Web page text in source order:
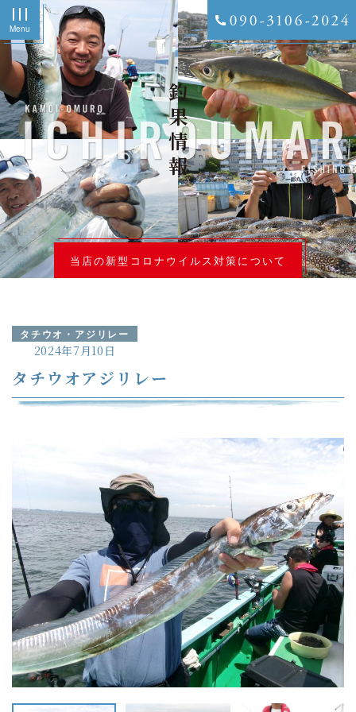
Menu
釣果情報
当店の新型コロナウイルス対策について
タチウオ・アジリレー
2024年7月10日
タチウオアジリレー